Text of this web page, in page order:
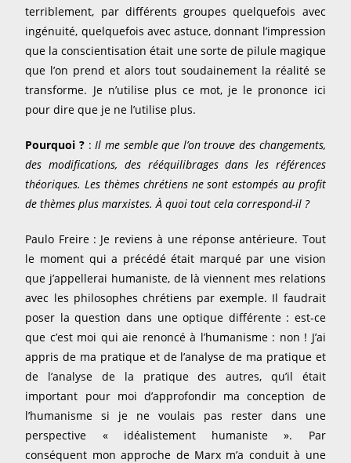
terriblement, par différents groupes quelquefois avec
ingénuité, quelquefois avec astuce, donnant l’impression
que la conscientisation était une sorte de pilule magique
que l’on prend et alors tout soudainement la réalité se
transforme. Je n’utilise plus ce mot, je le prononce ici
pour dire que je ne l’utilise plus.
Pourquoi ? : Il me semble que l’on trouve des changements,
des modifications, des rééquilibrages dans les références
théoriques. Les thèmes chrétiens ne sont estompés au profit
de thèmes plus marxistes. À quoi tout cela correspond-il ?
Paulo Freire : Je reviens à une réponse antérieure. Tout
le moment qui a précédé était marqué par une vision
que j’appellerai humaniste, de là viennent mes relations
avec les philosophes chrétiens par exemple. Il faudrait
poser la question dans une optique différente : est-ce
que c’est moi qui aie renoncé à l’humanisme : non ! J’ai
appris de ma pratique et de l’analyse de ma pratique et
de l’analyse de la pratique des autres, qu’il était
important pour moi d’approfondir ma conception de
l’humanisme si je ne voulais pas rester dans une
perspective « idéalistement humaniste ». Par
conséquent mon approche de Marx m’a conduit à une